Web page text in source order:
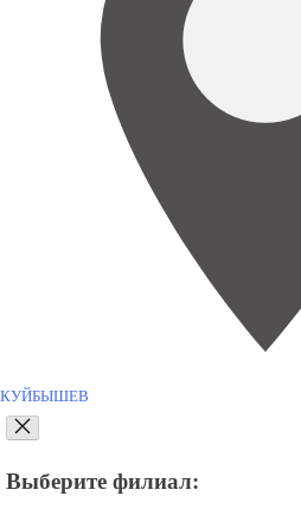
КУЙБЫШЕВ
Выберите филиал: